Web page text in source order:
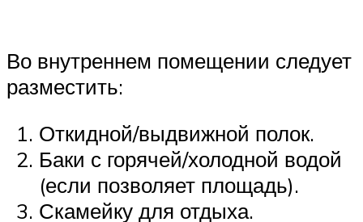
Во внутреннем помещении следует
разместить:
Откидной/выдвижной полок.
Баки с горячей/холодной водой
(если позволяет площадь).
Скамейку для отдыха.